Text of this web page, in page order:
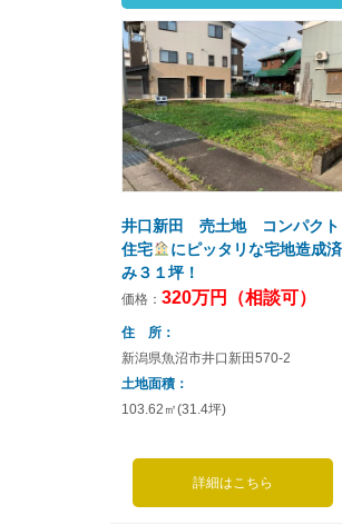
井口新田 売土地 コンパクト
住宅
にピッタリな宅地造成済
み３１坪！
価格： 320万円（相談可）
住 所
新潟県魚沼市井口新田570-2
土地面積
103.62㎡(31.4坪)
詳細はこちら